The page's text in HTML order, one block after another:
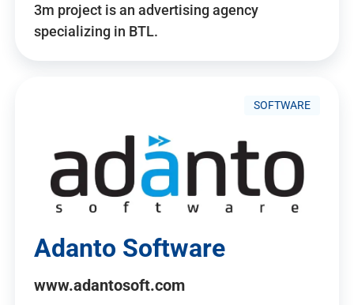
3m project is an advertising agency
specializing in BTL.
SOFTWARE
Adanto Software
www.adantosoft.com